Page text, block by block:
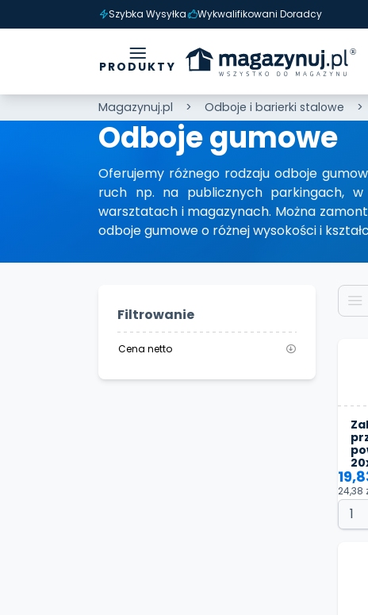
Szybka Wysyłka Wykwalifikowani Doradcy
PRODUKTY
Magazynuj.pl Odboje i barierki stalowe
Odboje gumowe
Oferujemy różnego rodzaju odboje
ruch np. na publicznych parkingach,
warsztatach i magazynach. Można
odboje gumowe o różnej wysokości i
Filtrowanie
Cena netto
24,38